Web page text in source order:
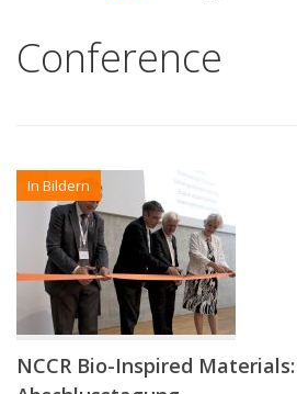
Conference
In Bildern
NCCR Bio-Inspired